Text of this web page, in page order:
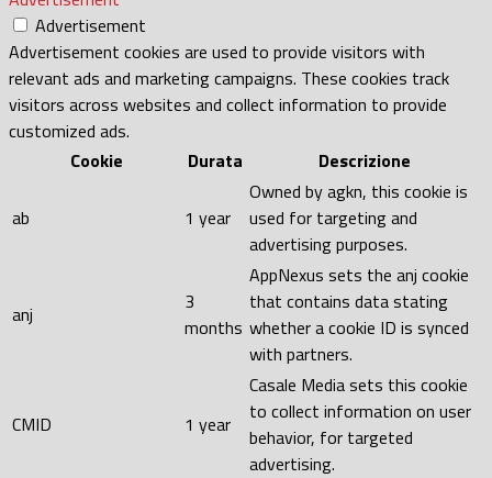
Advertisement
Advertisement cookies are used to provide visitors with
relevant ads and marketing campaigns. These cookies track
visitors across websites and collect information to provide
customized ads.
Cookie
Durata Descrizione
ab 1 year
Owned by agkn, this cookie is
used for targeting and
advertising purposes.
anj
3
months
AppNexus sets the anj cookie
that contains data stating
whether a cookie ID is synced
with partners.
CMID 1 year
Casale Media sets this cookie
to collect information on user
behavior, for targeted
advertising.